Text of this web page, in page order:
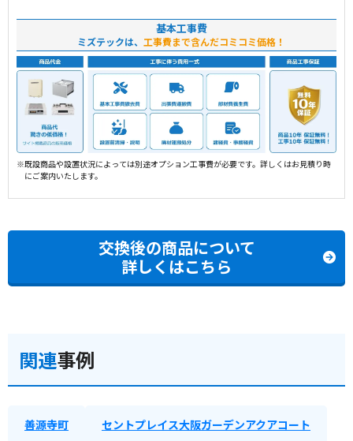
基本工事費
ミズテックは、 工事費まで含んだコミコミ価格！
※既設商品や設置状況によっては別途オプション工事費が必要です。詳しくはお見積り時
にご案内いたします。
交換後の商品について
詳しくはこちら
関連事例
善源寺町 セントプレイス大阪ガーデンアクアコート